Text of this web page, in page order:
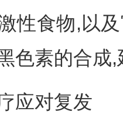
性食物,以
色素的合成
对复发